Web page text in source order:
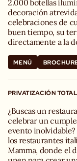
2.000 botellas
decoración
celebraciones de
buen tiempo, su
directamente a la
MENÚ
PRIVATIZACIÓN TOTAL
¿Buscas un
celebrar un
evento
los restaurantes
Mamma, donde el